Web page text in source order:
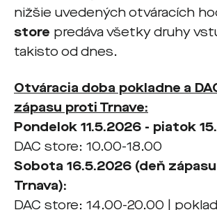
nižšie uvedených otváracích
store predáva všetky druhy
takisto od dnes.
Otváracia doba pokladne a
zápasu proti Trnave:
Pondelok 11.5.2026 - piatok
DAC store: 10.00-18.00
Sobota 16.5.2026 (deň zápasu
Trnava):
DAC store: 14.00-20.00 |